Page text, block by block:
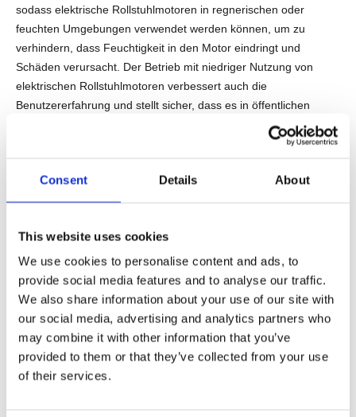
Consent Details About
This website uses cookies
We use cookies to personalise content and ads, to
provide social media features and to analyse our traffic.
We also share information about your use of our site with
our social media, advertising and analytics partners who
may combine it with other information that you’ve
provided to them or that they’ve collected from your use
of their services.
sodass elektrische Rollstuhlmotoren in regnerischen oder
feuchten Umgebungen verwendet werden können, um zu
verhindern, dass Feuchtigkeit in den Motor eindringt und
Schäden verursacht. Der Betrieb mit niedriger Nutzung von
elektrischen Rollstuhlmotoren verbessert auch die
Benutzererfahrung und stellt sicher, dass es in öffentlichen
Umgebungen nicht zu stark stört. Insgesamt gewährleisten
elektrische Rollstuhlmotoren die Zuverlässigkeit und den
Sicherheitsdesigns und hochwertige Haltbarkeitsgarantien.
So wählen Sie den richtigen elektrischen
Rollstuhlmotor？？
1. Kraft und Geschwindigkeit
Es ist wichtig, die Motorleistung und die maximale
Geschwindigkeit des elektrischen Rollstuhls auszuwählen, der
den Bedürfnissen des Benutzers entspricht. Ein Motor mit